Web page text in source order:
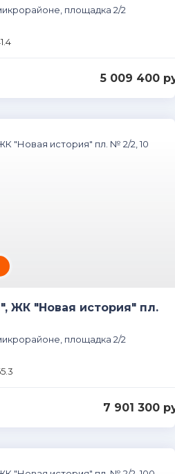
площадка 2/2
5 009 400
ЖК "Новая история" пл.
площадка 2/2
7 901 300